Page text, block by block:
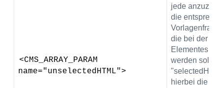
<CMS_ARRAY_PARAM
name="unselectedHTML">
jede
die
die bei der
Elementes
werden
hierbei die